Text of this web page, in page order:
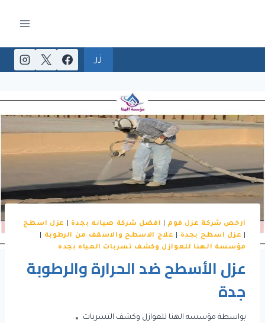
زر
ارخص شركة عزل فوم افضل شركة صيانه بجدة
عزل اسطح
عزل اسطح بجدة علاج الاسطح والاسقف من الرطوبة
مؤسسة الهنا للعوازل وكشف تسربات المياه بجده
عزل الأسطح ضد الحرارة والرطوبة
جدة
بواسطة مؤسسه الهنا للعوازل وكشف التسربات